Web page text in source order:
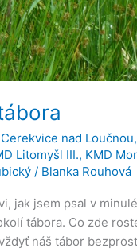
nad Loučnou,
Litomyšl III., KMD
/ Blanka Rouhová
jak jsem psal v
tábora. Co zde
náš tábor